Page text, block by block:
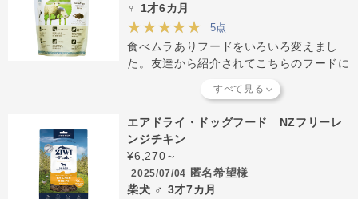
♀ 1才6カ月
★★★★★ 5点
食べムラありフードをいろいろ変えまし
た。友達から紹介されてこちらのフードに
が良いと思い他のシリーズと交互にあげて
たりです。
エアドライ・ドッグフード NZフリーレ
ンジチキン
¥6,270～
2025/07/04 匿名希望様
柴犬 ♂ 3才7カ月